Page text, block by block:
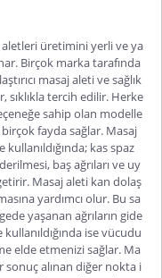
aletleri üretimini yerli ve ya
Birçok marka tarafında
masaj aleti ve sağlık
tercih edilir. Herke
sahip olan modelle
birçok fayda sağlar. Masaj
kas spaz
baş ağrıları ve uy
Masaj aleti kan dolaş
yardımcı olur. Bu sa
yaşanan ağrıların gide
ise vücudu
elde etmenizi sağlar. Ma
sonuç alınan diğer nokta i